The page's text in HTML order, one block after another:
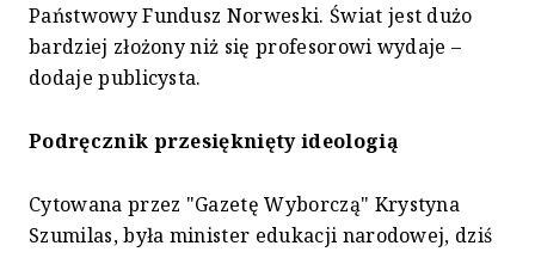
Państwowy Fundusz Norweski. Świat jest dużo
bardziej złożony niż się profesorowi wydaje –
dodaje publicysta.
Podręcznik przesięknięty ideologią
Cytowana przez "Gazetę Wyborczą" Krystyna
Szumilas, była minister edukacji narodowej, dziś